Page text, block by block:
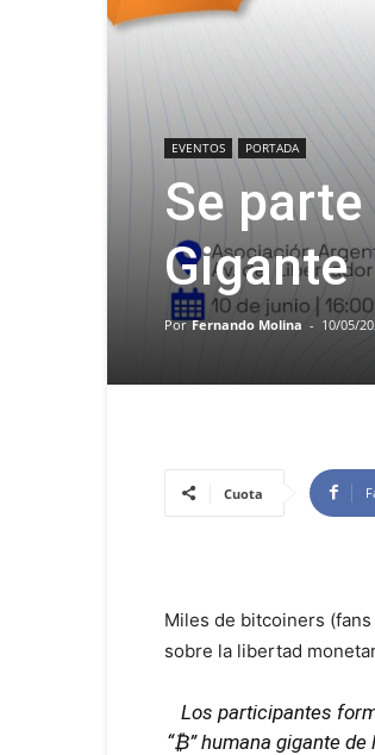
EVENTOS PORTADA
Se
Gigante
Por Fernando Molina - 10/05/
Cuota
Miles de bitcoiners
sobre la libertad
Los participantes
“₿” humana gigante